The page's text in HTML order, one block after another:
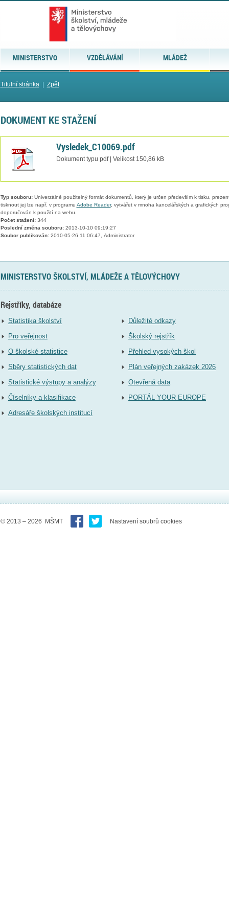
MINISTERSTVO VZDĚLÁVÁNÍ MLÁDEŽ
Titulní stránka| Zpět
DOKUMENT KE STAŽENÍ
Vysledek_C10069.pdf
Dokument typu pdf | Velikost 150,86 kB
Typ souboru:Univerzálně použitelný formát dokumentů, který je určen především k tisku,
tisknout jej lze např. v programu Adobe Reader, vytvářet v mnoha kancelářských a grafických
doporučován k použití na webu.
Počet stažení:344
Poslední změna souboru:2013-10-10 09:19:27
Soubor publikován:2010-05-26 11:06:47, Administrator
MINISTERSTVO ŠKOLSTVÍ, MLÁDEŽE A TĚLOVÝCHOVY
Rejstříky, databáze
Statistika školství
Pro veřejnost
O školské statistice
Sběry statistických dat
Statistické výstupy a analýzy
Číselníky a klasifikace
Adresáře školských institucí
Důležité odkazy
Školský rejstřík
Přehled vysokých škol
Plán veřejných zakázek 2026
Otevřená data
PORTÁL YOUR EUROPE
© 2013 – 2026 MŠMT Nastavení soubrů cookies